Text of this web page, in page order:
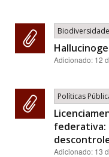
Biodiversidade
Adicionado: 12
Políticas
federativa:
Adicionado: 13